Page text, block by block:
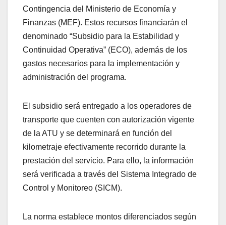
Contingencia del Ministerio de Economía y
Finanzas (MEF). Estos recursos financiarán el
denominado “Subsidio para la Estabilidad y
Continuidad Operativa” (ECO), además de los
gastos necesarios para la implementación y
administración del programa.
El subsidio será entregado a los operadores de
transporte que cuenten con autorización vigente
de la ATU y se determinará en función del
kilometraje efectivamente recorrido durante la
prestación del servicio. Para ello, la información
será verificada a través del Sistema Integrado de
Control y Monitoreo (SICM).
La norma establece montos diferenciados según